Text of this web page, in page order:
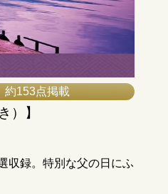
153点掲載
）】
収録。特別な父の日にふ